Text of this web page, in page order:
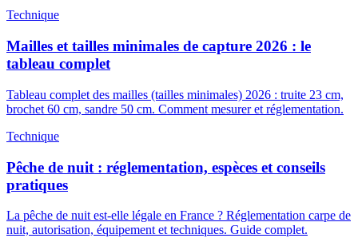
Technique
Mailles et tailles minimales de capture 2026 : le
tableau complet
Tableau complet des mailles (tailles minimales) 2026 : truite 23 cm,
brochet 60 cm, sandre 50 cm. Comment mesurer et réglementation.
Technique
Pêche de nuit : réglementation, espèces et conseils
pratiques
La pêche de nuit est-elle légale en France ? Réglementation carpe de
nuit, autorisation, équipement et techniques. Guide complet.